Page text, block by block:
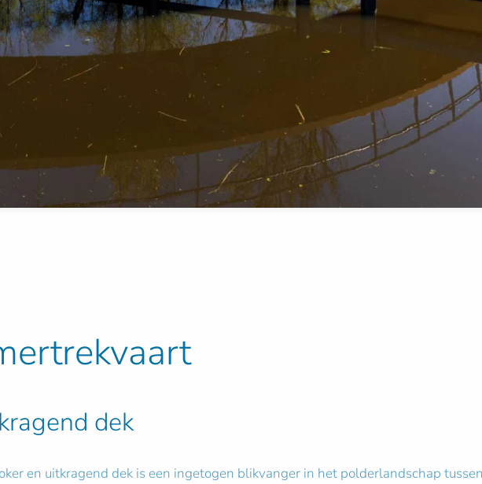
dek
en uitkragend dek is een ingetogen blikvanger in het polderlandschap